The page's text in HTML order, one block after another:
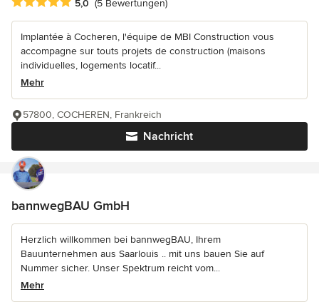
5,0 (5 Bewertungen)
Implantée à Cocheren, l'équipe de MBI Construction vous
accompagne sur touts projets de construction (maisons
individuelles, logements locatif...
Mehr
Nachricht
57800, COCHEREN, Frankreich
bannwegBAU GmbH
Herzlich willkommen bei bannwegBAU, Ihrem
Bauunternehmen aus Saarlouis .. mit uns bauen Sie auf
Nummer sicher. Unser Spektrum reicht vom...
Mehr